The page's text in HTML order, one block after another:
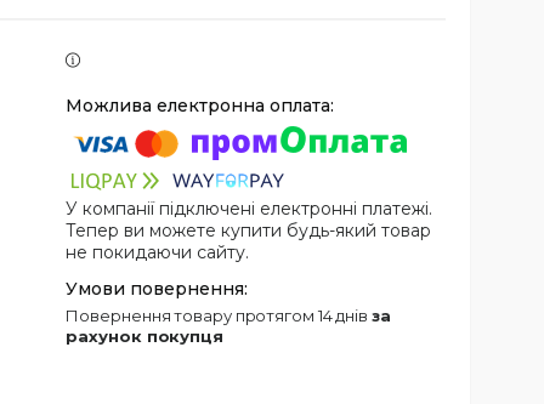
У компанії підключені електронні платежі.
Тепер ви можете купити будь-який товар
не покидаючи сайту.
повернення товару протягом 14 днів за
рахунок покупця